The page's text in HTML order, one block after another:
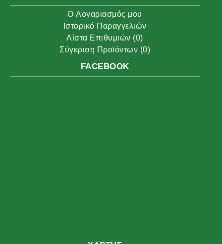
O Λογαριασμός μου
Ιστορικό Παραγγελιών
Λίστα Επιθυμιών (0)
Σύγκριση Προϊόντων (0)
FACEBOOK